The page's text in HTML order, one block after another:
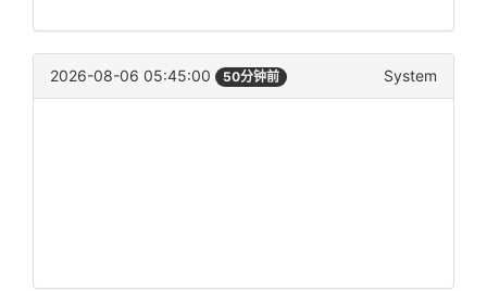
2026-08-06 05:45:00 50分钟前 System